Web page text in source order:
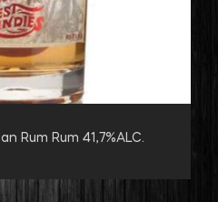
Rum Rum 41,7%ALC.